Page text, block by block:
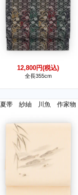
12,800円(税込)
全長355cm
夏帯 紗紬 川魚 作家物